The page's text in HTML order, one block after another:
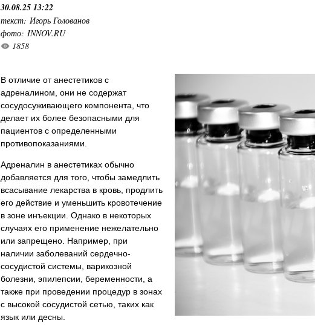
30.08.25 13:22
текст: Игорь Голованов
фото: INNOV.RU
1858
В отличие от анестетиков с
адреналином, они не содержат
сосудосуживающего компонента, что
делает их более безопасными для
пациентов с определенными
противопоказаниями.
Адреналин в анестетиках обычно
добавляется для того, чтобы замедлить
всасывание лекарства в кровь, продлить
его действие и уменьшить кровотечение
в зоне инъекции. Однако в некоторых
случаях его применение нежелательно
или запрещено. Например, при
наличии заболеваний сердечно-
сосудистой системы, варикозной
болезни, эпилепсии, беременности, а
также при проведении процедур в зонах
с высокой сосудистой сетью, таких как
язык или десны.